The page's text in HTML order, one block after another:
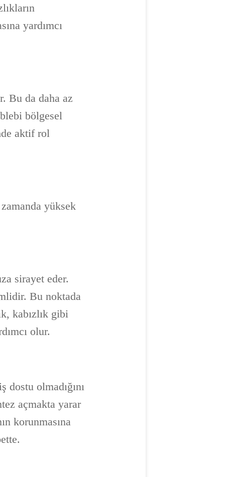
yardımcı
Bu da daha az
bölgesel
aktif rol
yüksek
sirayet eder.
Bu noktada
kabızlık gibi
olur.
dostu olmadığını
açmakta yarar
korunmasına